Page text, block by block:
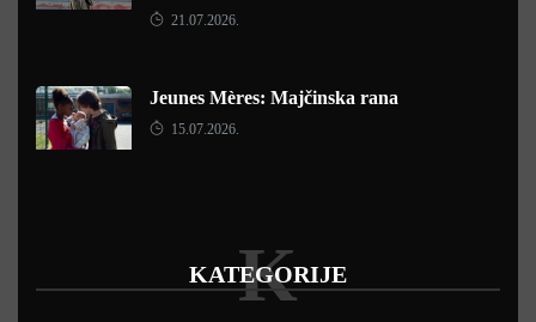
21.07.2026.
Jeunes Mères: Majčinska rana
15.07.2026.
KATEGORIJE
K